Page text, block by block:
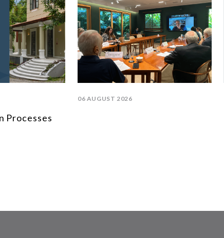
Processes
06 AUGUST 2026